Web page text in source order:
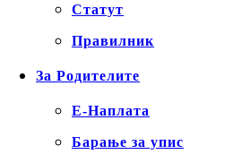
Статут
Правилник
За Родителите
Е-Наплата
Барање за упис